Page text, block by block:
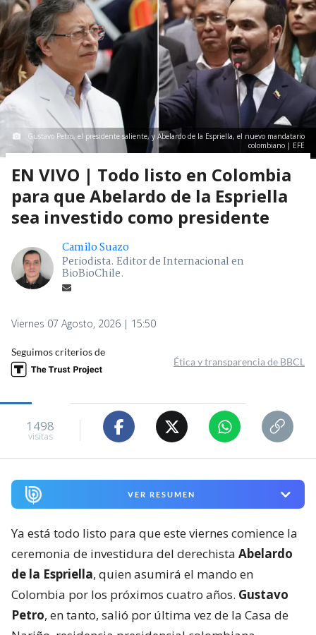
Gustavo Petro, el presidente saliente, y Abelardo de la Espriella, el nuevo mandatario
colombiano | EFE
EN VIVO | Todo listo en Colombia
para que Abelardo de la Espriella
sea investido como presidente
Camilo Suazo
Periodista. Editor de Internacional en
BioBioChile.
Viernes 07 Agosto, 2026 | 15:50
Seguimos criterios de
Ética y transparencia de BBCL
1498
visitas
VER RESUMEN
Ya está todo listo para que este viernes comience la
ceremonia de investidura del derechista Abelardo
de la Espriella, quien asumirá el mando en
Colombia por los próximos cuatro años. Gustavo
Petro, en tanto, salió por última vez de la Casa de